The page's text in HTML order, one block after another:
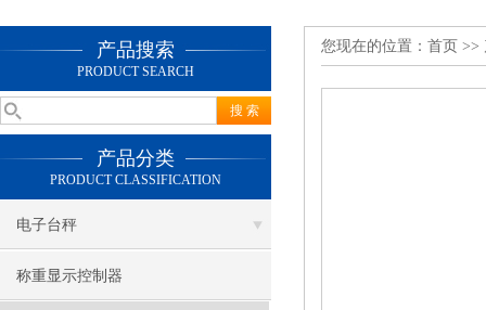
产品搜索
PRODUCT SEARCH
产品分类
PRODUCT CLASSIFICATION
电子台秤
称重显示控制器
您现在的位置： 首页 >>